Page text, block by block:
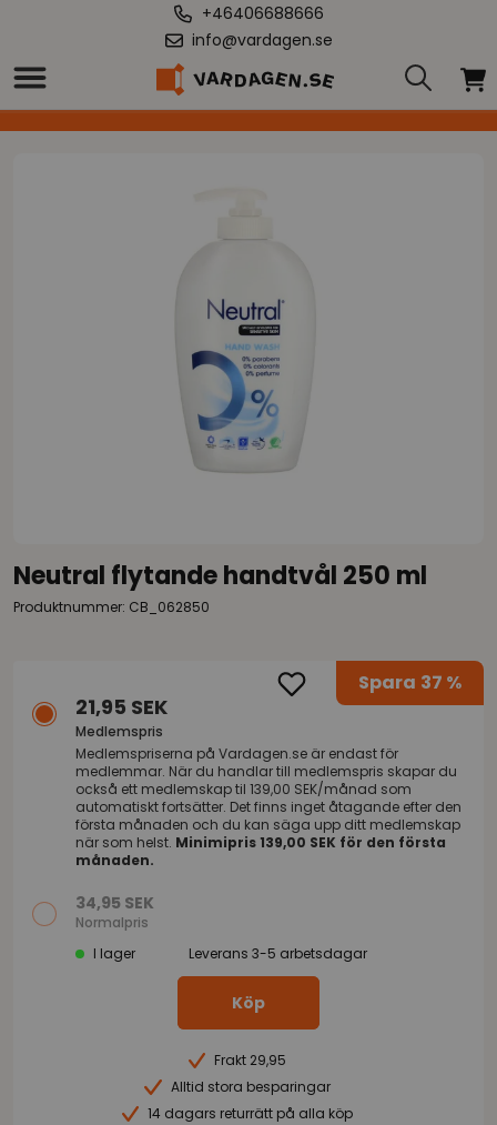
+46406688666
info@vardagen.se
Hem
Neutral flytande handtvål 250 ml
Produktnummer: CB_062850
Spara 37 %
21,95 SEK
Medlemspris
Medlemspriserna på Vardagen.se är endast för
medlemmar. När du handlar till medlemspris skapar du
också ett medlemskap til 139,00 SEK/månad som
automatiskt fortsätter. Det finns inget åtagande efter den
första månaden och du kan säga upp ditt medlemskap
när som helst. Minimipris 139,00 SEK för den första
månaden.
34,95 SEK
Normalpris
I lager
Leverans 3-5 arbetsdagar
Köp
Frakt 29,95
Alltid stora besparingar
14 dagars returrätt på alla köp